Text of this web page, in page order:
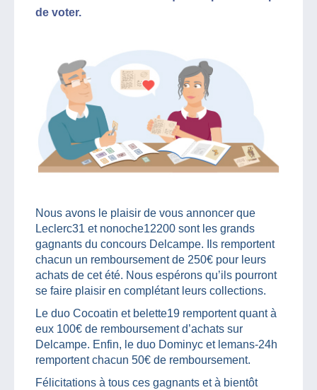
de voter.
Nous avons le plaisir de vous annoncer que
Leclerc31 et nonoche12200 sont les grands
gagnants du concours Delcampe. Ils remportent
chacun un remboursement de 250€ pour leurs
achats de cet été. Nous espérons qu’ils pourront
se faire plaisir en complétant leurs collections.
Le duo Cocoatin et belette19 remportent quant à
eux 100€ de remboursement d’achats sur
Delcampe. Enfin, le duo Dominyc et lemans-24h
remportent chacun 50€ de remboursement.
Félicitations à tous ces gagnants et à bientôt